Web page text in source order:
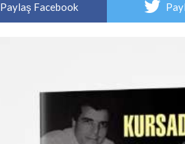
Paylaş Facebook